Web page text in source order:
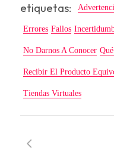
etiquetas:
Errores Fallos
No Darnos A Conocer
Recibir El Producto
Tiendas Virtuales